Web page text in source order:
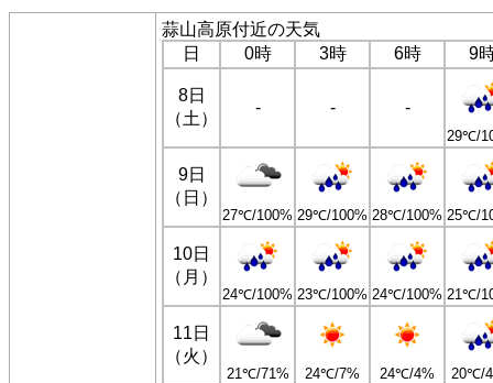
蒜山高原付近の天気
日
0時 3時 6時 9
8日
（土）
- - -
29℃/
9日
（日）
27℃/100% 29℃/100% 28℃/100% 25℃/
10日
（月）
24℃/100% 23℃/100% 24℃/100% 21℃/
11日
（火）
21℃/71% 24℃/7% 24℃/4% 20℃/